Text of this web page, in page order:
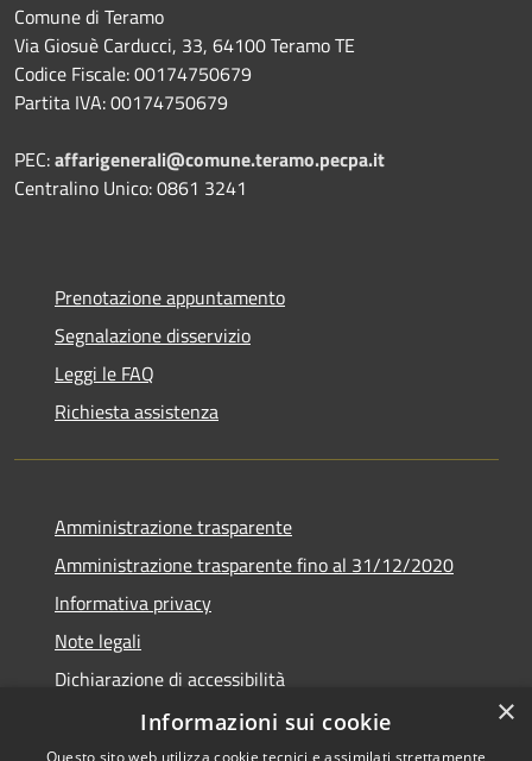
Comune di Teramo
Via Giosuè Carducci, 33, 64100 Teramo TE
Codice Fiscale: 00174750679
Partita IVA: 00174750679
PEC:affarigenerali@comune.teramo.pecpa.it
Centralino Unico: 0861 3241
Prenotazione appuntamento
Segnalazione disservizio
Leggi le FAQ
Richiesta assistenza
Amministrazione trasparente
Amministrazione trasparente fino al 31/12/2020
Informativa privacy
Note legali
Dichiarazione di accessibilità
×
Informazioni sui cookie
Questo sito web utilizza cookie tecnici e assimilati strettamente